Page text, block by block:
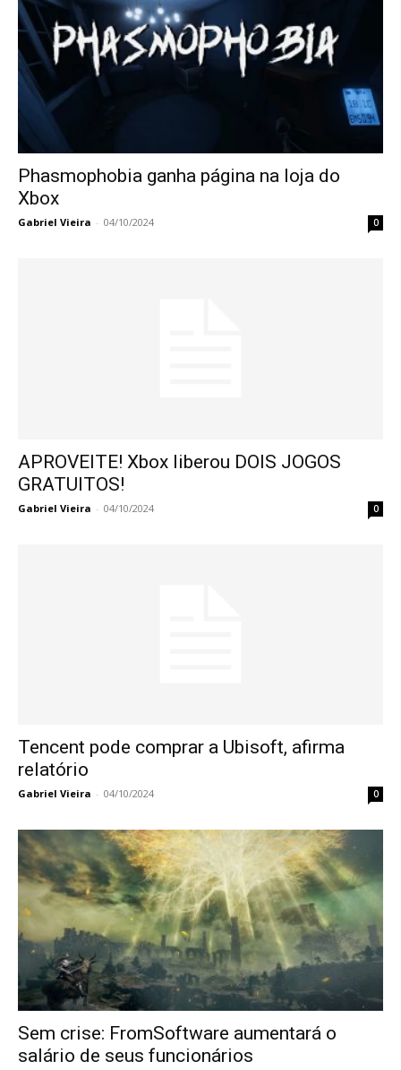
Phasmophobia ganha página na loja do
Xbox
Gabriel Vieira - 04/10/2024 0
APROVEITE! Xbox liberou DOIS JOGOS
GRATUITOS!
Gabriel Vieira - 04/10/2024 0
Tencent pode comprar a Ubisoft, afirma
relatório
Gabriel Vieira - 04/10/2024 0
Sem crise: FromSoftware aumentará o
salário de seus funcionários